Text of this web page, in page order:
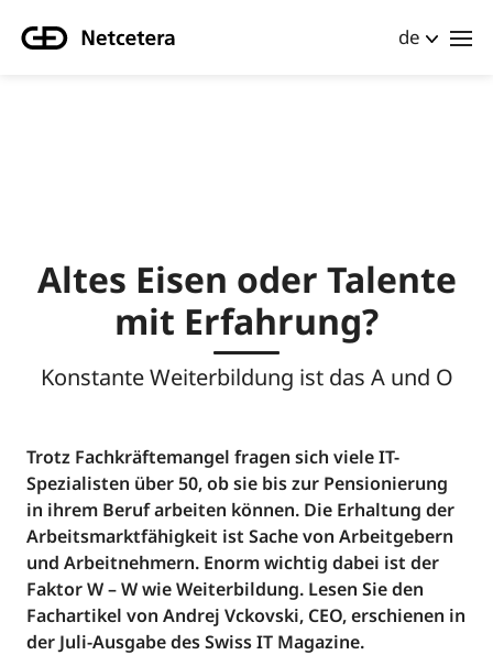
de
Altes Eisen oder Talente
mit Erfahrung?
Konstante Weiterbildung ist das A und O
Trotz Fachkräftemangel fragen sich viele IT-
Spezialisten über 50, ob sie bis zur Pensionierung
in ihrem Beruf arbeiten können. Die Erhaltung der
Arbeitsmarktfähigkeit ist Sache von Arbeitgebern
und Arbeitnehmern. Enorm wichtig dabei ist der
Faktor W – W wie Weiterbildung. Lesen Sie den
Fachartikel von Andrej Vckovski, CEO, erschienen in
der Juli-Ausgabe des Swiss IT Magazine.